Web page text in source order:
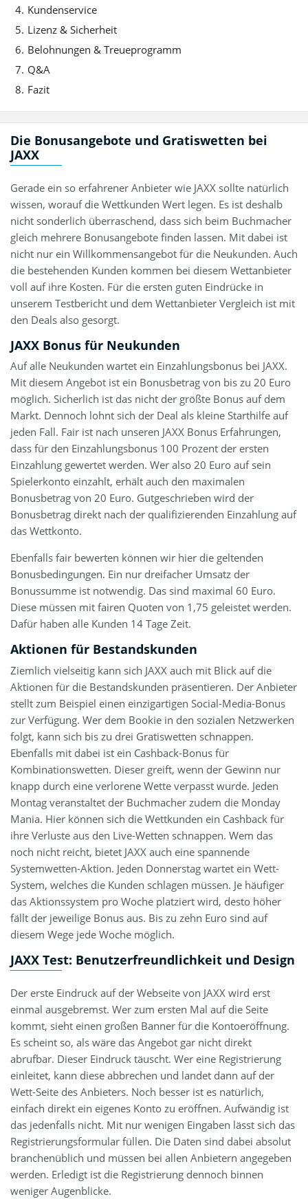
Kundenservice
Lizenz & Sicherheit
Belohnungen & Treueprogramm
Q&A
Fazit
Die Bonusangebote und Gratiswetten bei
JAXX
Gerade ein so erfahrener Anbieter wie JAXX sollte natürlich
wissen, worauf die Wettkunden Wert legen. Es ist deshalb
nicht sonderlich überraschend, dass sich beim Buchmacher
gleich mehrere Bonusangebote finden lassen. Mit dabei ist
nicht nur ein Willkommensangebot für die Neukunden. Auch
die bestehenden Kunden kommen bei diesem Wettanbieter
voll auf ihre Kosten. Für die ersten guten Eindrücke in
unserem Testbericht und dem Wettanbieter Vergleich ist mit
den Deals also gesorgt.
JAXX Bonus für Neukunden
Auf alle Neukunden wartet ein Einzahlungsbonus bei JAXX.
Mit diesem Angebot ist ein Bonusbetrag von bis zu 20 Euro
möglich. Sicherlich ist das nicht der größte Bonus auf dem
Markt. Dennoch lohnt sich der Deal als kleine Starthilfe auf
jeden Fall. Fair ist nach unseren JAXX Bonus Erfahrungen,
dass für den Einzahlungsbonus 100 Prozent der ersten
Einzahlung gewertet werden. Wer also 20 Euro auf sein
Spielerkonto einzahlt, erhält auch den maximalen
Bonusbetrag von 20 Euro. Gutgeschrieben wird der
Bonusbetrag direkt nach der qualifizierenden Einzahlung auf
das Wettkonto.
Ebenfalls fair bewerten können wir hier die geltenden
Bonusbedingungen. Ein nur dreifacher Umsatz der
Bonussumme ist notwendig. Das sind maximal 60 Euro.
Diese müssen mit fairen Quoten von 1,75 geleistet werden.
Dafür haben alle Kunden 14 Tage Zeit.
Aktionen für Bestandskunden
Ziemlich vielseitig kann sich JAXX auch mit Blick auf die
Aktionen für die Bestandskunden präsentieren. Der Anbieter
stellt zum Beispiel einen einzigartigen Social-Media-Bonus
zur Verfügung. Wer dem Bookie in den sozialen Netzwerken
folgt, kann sich bis zu drei Gratiswetten schnappen.
Ebenfalls mit dabei ist ein Cashback-Bonus für
Kombinationswetten. Dieser greift, wenn der Gewinn nur
knapp durch eine verlorene Wette verpasst wurde. Jeden
Montag veranstaltet der Buchmacher zudem die Monday
Mania. Hier können sich die Wettkunden ein Cashback für
ihre Verluste aus den Live-Wetten schnappen. Wem das
noch nicht reicht, bietet JAXX auch eine spannende
Systemwetten-Aktion. Jeden Donnerstag wartet ein Wett-
System, welches die Kunden schlagen müssen. Je häufiger
das Aktionssystem pro Woche platziert wird, desto höher
fällt der jeweilige Bonus aus. Bis zu zehn Euro sind auf
diesem Wege jede Woche möglich.
JAXX Test: Benutzerfreundlichkeit und Design
Der erste Eindruck auf der Webseite von JAXX wird erst
einmal ausgebremst. Wer zum ersten Mal auf die Seite
kommt, sieht einen großen Banner für die Kontoeröffnung.
Es scheint so, als wäre das Angebot gar nicht direkt
abrufbar. Dieser Eindruck täuscht. Wer eine Registrierung
einleitet, kann diese abbrechen und landet dann auf der
Wett-Seite des Anbieters. Noch besser ist es natürlich,
einfach direkt ein eigenes Konto zu eröffnen. Aufwändig ist
das jedenfalls nicht. Mit nur wenigen Eingaben lässt sich das
Registrierungsformular füllen. Die Daten sind dabei absolut
branchenüblich und müssen bei allen Anbietern angegeben
werden. Erledigt ist die Registrierung dennoch binnen
weniger Augenblicke.